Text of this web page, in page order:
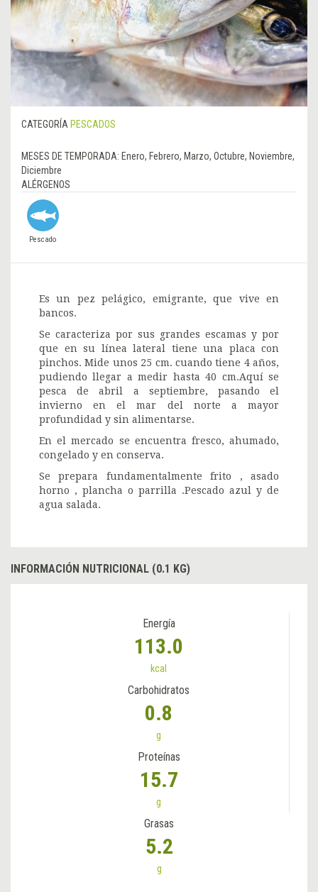
CATEGORÍA PESCADOS
MESES DE TEMPORADA: Enero, Febrero, Marzo, Octubre, Noviembre,
Diciembre
ALÉRGENOS
Pescado
Es un pez pelágico, emigrante, que vive en
bancos.
Se caracteriza por sus grandes escamas y por
que en su línea lateral tiene una placa con
pinchos. Mide unos 25 cm. cuando tiene 4 años,
pudiendo llegar a medir hasta 40 cm.Aquí se
pesca de abril a septiembre, pasando el
invierno en el mar del norte a mayor
profundidad y sin alimentarse.
En el mercado se encuentra fresco, ahumado,
congelado y en conserva.
Se prepara fundamentalmente frito , asado
horno , plancha o parrilla .Pescado azul y de
agua salada.
INFORMACIÓN NUTRICIONAL (0.1 KG)
Energía
113.0
kcal
Carbohidratos
0.8
g
Proteínas
15.7
g
Grasas
5.2
g